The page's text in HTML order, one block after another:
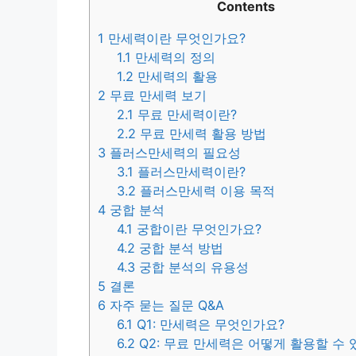
Contents
1 만세력이란 무엇인가요?
1.1 만세력의 정의
1.2 만세력의 활용
2 무료 만세력 보기
2.1 무료 만세력이란?
2.2 무료 만세력 활용 방법
3 플러스만세력의 필요성
3.1 플러스만세력이란?
3.2 플러스만세력 이용 목적
4 궁합 분석
4.1 궁합이란 무엇인가요?
4.2 궁합 분석 방법
4.3 궁합 분석의 유용성
5 결론
6 자주 묻는 질문 Q&A
6.1 Q1: 만세력은 무엇인가요?
6.2 Q2: 무료 만세력은 어떻게 활용할 수